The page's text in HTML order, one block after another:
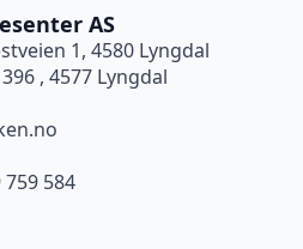
AS
1, 4580 Lyngdal
, 4577 Lyngdal
584